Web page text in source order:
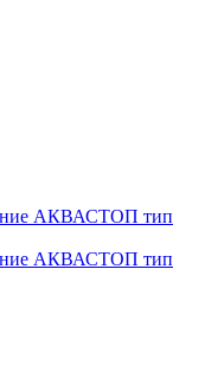
АКВАСТОП тип
АКВАСТОП тип